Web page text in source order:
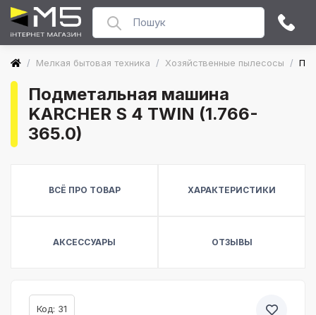
/ Мелкая бытовая техника / Хозяйственные пылесосы /
Подметальная машина
KARCHER S 4 TWIN (1.766-
365.0)
ВСЁ ПРО ТОВАР ХАРАКТЕРИСТИКИ
АКСЕССУАРЫ ОТЗЫВЫ
Код: 31